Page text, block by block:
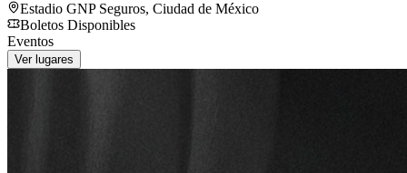
Estadio GNP Seguros, Ciudad de México
Boletos Disponibles
Eventos
Ver lugares